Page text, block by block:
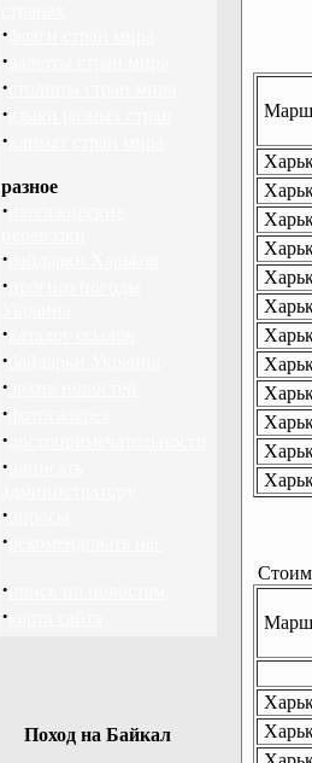
·
·
·
·
·
разное
·
·
·
·
·
·
·
·
·
·
·
·
·
Поход на Байкал